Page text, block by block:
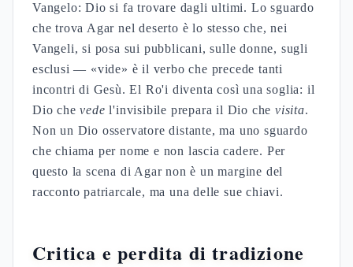
Vangelo: Dio si fa trovare dagli ultimi. Lo sguardo
che trova Agar nel deserto è lo stesso che, nei
Vangeli, si posa sui pubblicani, sulle donne, sugli
esclusi — «vide» è il verbo che precede tanti
incontri di Gesù. El Ro'i diventa così una soglia: il
Dio chevede l'invisibile prepara il Dio chevisita.
Non un Dio osservatore distante, ma uno sguardo
che chiama per nome e non lascia cadere. Per
questo la scena di Agar non è un margine del
racconto patriarcale, ma una delle sue chiavi.
Critica e perdita di tradizione